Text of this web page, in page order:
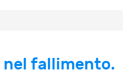
fallimento.